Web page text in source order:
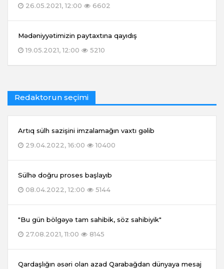
26.05.2021, 12:00
6602
Mədəniyyətimizin paytaxtına qayıdış
19.05.2021, 12:00
5210
Redaktorun seçimi
Artıq sülh sazişini imzalamağın vaxtı gəlib
29.04.2022, 16:00
10400
Sülhə doğru proses başlayıb
08.04.2022, 12:00
5144
"Bu gün bölgəyə tam sahibik, söz sahibiyik"
27.08.2021, 11:00
8145
Qardaşlığın əsəri olan azad Qarabağdan dünyaya mesaj